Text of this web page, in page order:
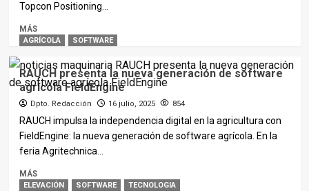
Topcon Positioning...
MÁS
AGRÍCOLA SOFTWARE
RAUCH presenta la nueva generación de software
agrícola FieldEngine
Dpto. Redacción 16 julio, 2025 854
RAUCH impulsa la independencia digital en la agricultura con
FieldEngine: la nueva generación de software agrícola. En la
feria Agritechnica...
MÁS
ELEVACIÓN SOFTWARE TECNOLOGIA